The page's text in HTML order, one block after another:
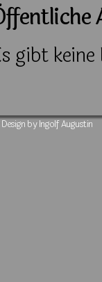
gibt
by Ingolf Augustin